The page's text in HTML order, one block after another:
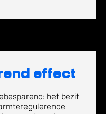
effect
het bezit